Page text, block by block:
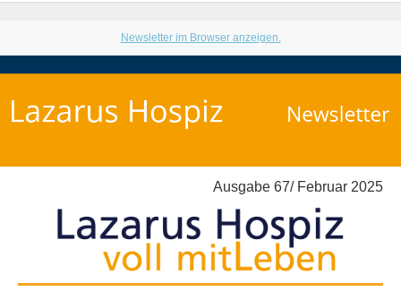
Newsletter im Browser anzeigen.
Ausgabe 67/ Februar 2025